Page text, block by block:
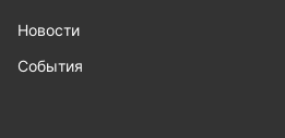
Новости
События